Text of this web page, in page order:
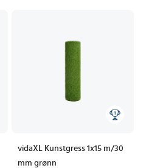
vidaXL Kunstgress 1x15 m/30
mm grønn